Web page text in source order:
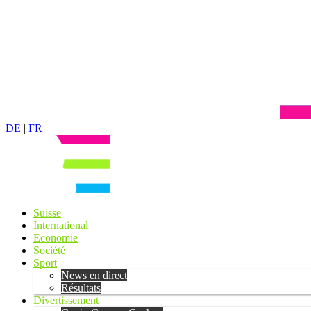
DE | FR
Suisse
International
Economie
Société
Sport
News en direct
Résultats
Divertissement